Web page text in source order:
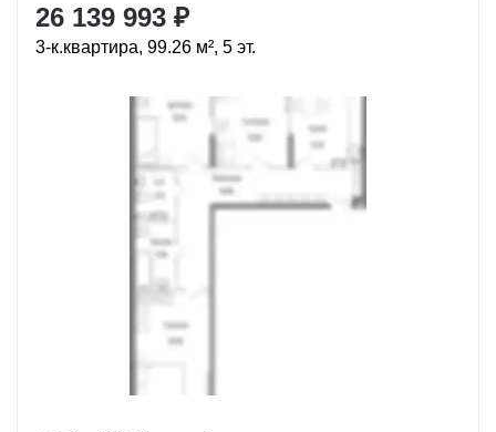
26 139 993 ₽
3-к.квартира, 99.26 м², 5 эт.